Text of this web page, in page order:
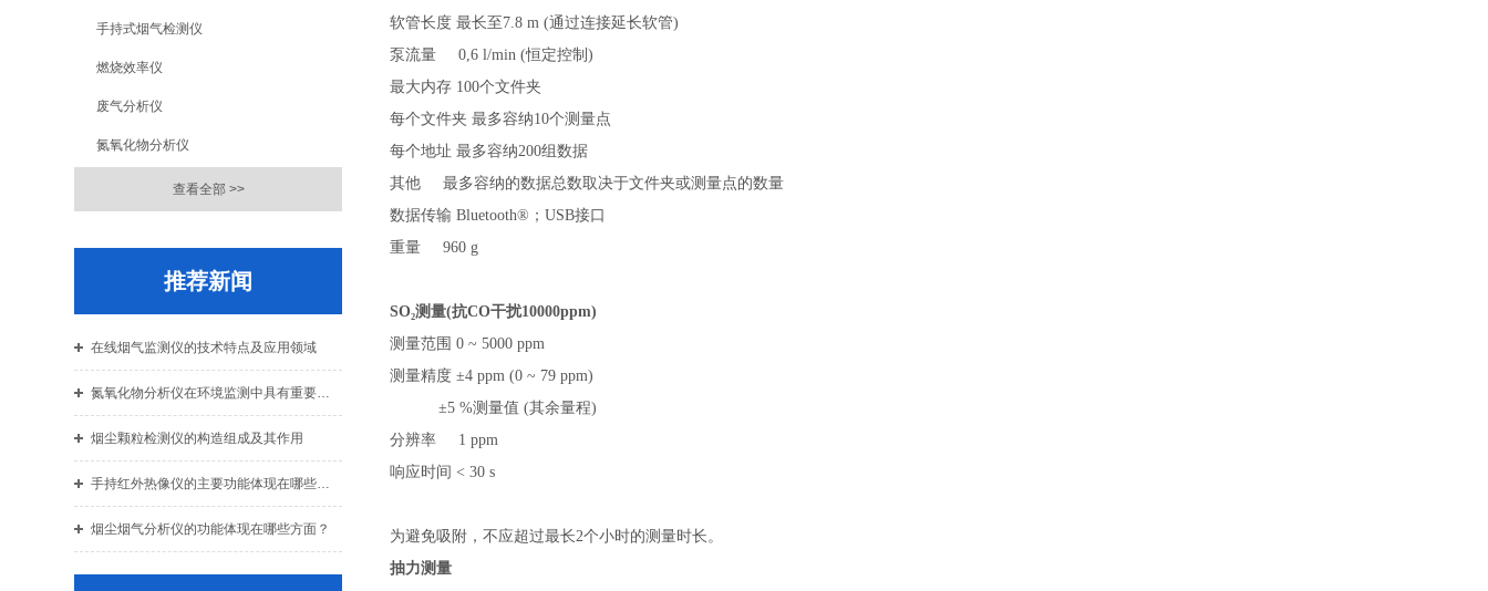
手持式烟气检测仪
燃烧效率仪
废气分析仪
氮氧化物分析仪
查看全部 >>
推荐新闻
在线烟气监测仪的技术特点及应用领域
氮氧化物分析仪在环境监测中具有重要作用
烟尘颗粒检测仪的构造组成及其作用
手持红外热像仪的主要功能体现在哪些方面？
烟尘烟气分析仪的功能体现在哪些方面？
软管长度 最长至 7.8 m (通过连接延长软管)
泵流量
0,6 l/min (恒定控制)
最大内存 100个文件夹
每个文件夹 最多容纳10个测量点
每个地址 最多容纳200组数据
其他
最多容纳的数据总数取决于文件夹或测量点的数量
数据传输 Bluetooth®；USB接口
重量
960 g
SO₂测量(抗CO干扰10000ppm)
测量范围 0 ~ 5000 ppm
测量精度 ±4 ppm (0 ~ 79 ppm)
±5 %测量值 (其余量程)
分辨率
1 ppm
响应时间 < 30 s
为避免吸附，不应超过最长2个小时的测量时长。
抽力测量